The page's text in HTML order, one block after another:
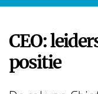
CEO:
positie